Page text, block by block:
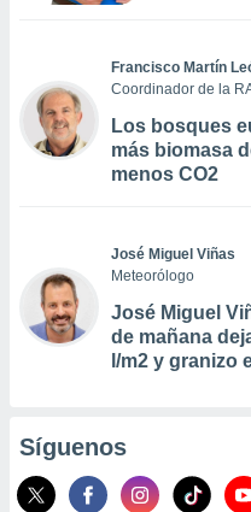
Francisco Martín
Coordinador de la
Los bosques
más biomasa
menos CO2
José Miguel Viñas
Meteorólogo
José Miguel
de mañana
l/m2 y granizo
Síguenos